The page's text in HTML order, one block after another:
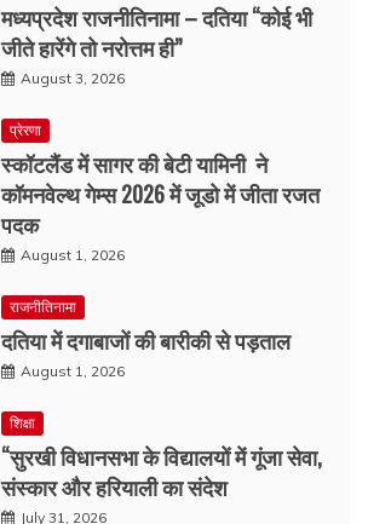
मध्यप्रदेश राजनीतिनामा – दतिया “कोई भी
जीते हारेंगे तो नरोत्तम ही”
August 3, 2026
प्रेरणा
स्कॉटलैंड में सागर की बेटी यामिनी ने
कॉमनवेल्थ गेम्स 2026 में जूडो में जीता रजत
पदक
August 1, 2026
राजनीतिनामा
दतिया में दगाबाजों की बारीकी से पड़ताल
August 1, 2026
शिक्षा
“सुरखी विधानसभा के विद्यालयों में गूंजा सेवा,
संस्कार और हरियाली का संदेश
July 31, 2026